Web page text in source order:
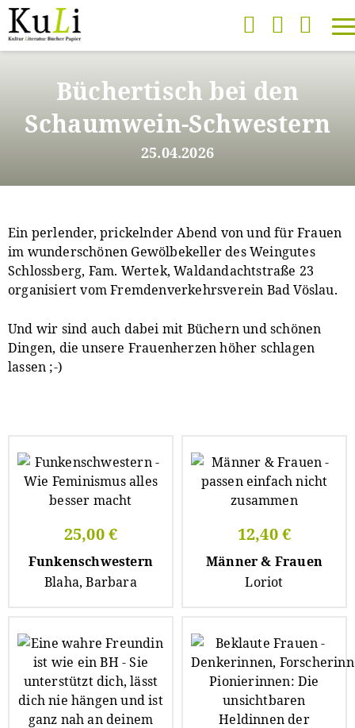
Büchertisch bei den
Schaumwein-Schwestern
25.04.2026
Ein perlender, prickelnder Abend von und für Frauen
im wunderschönen Gewölbekeller des Weingutes
Schlossberg, Fam. Wertek, Waldandachtstraße 23
organisiert vom Fremdenverkehrsverein Bad Vöslau.
Und wir sind auch dabei mit Büchern und schönen
Dingen, die unsere Frauenherzen höher schlagen
lassen ;-)
25,00 €
Funkenschwestern
Blaha, Barbara
12,40 €
Männer & Frauen
Loriot